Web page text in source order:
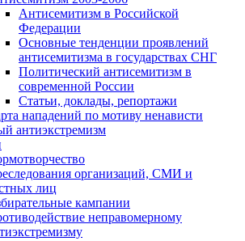
Антисемитизм в Российской
Федерации
Основные тенденции проявлений
антисемитизма в государствах СНГ
Политический антисемитизм в
современной России
Статьи, доклады, репортажи
нападений по мотиву ненависти
антиэкстремизм
организаций, СМИ и
лиц
кампании
неправомерному